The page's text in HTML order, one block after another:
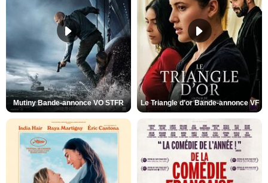
Mutiny Bande-annonce VO STFR Le Triangle d'or Bande-annonce VF